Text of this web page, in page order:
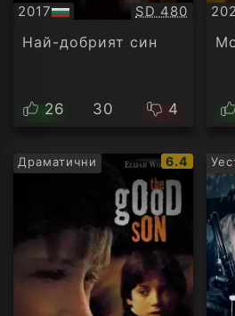
2017
БГ
аудио
Качество:
SD 480
Най-добрият син
26 30 4
Драматични
IMDb
рейтинг:
6.4